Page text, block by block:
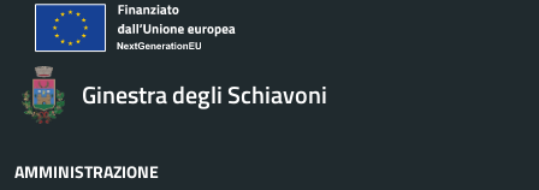
Ginestra degli Schiavoni
AMMINISTRAZIONE